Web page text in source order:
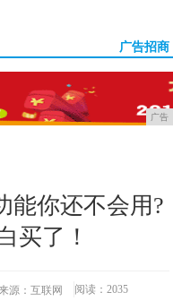
广告招商
广告
能你还不会用?
买了！
源：互联网 阅读：2035